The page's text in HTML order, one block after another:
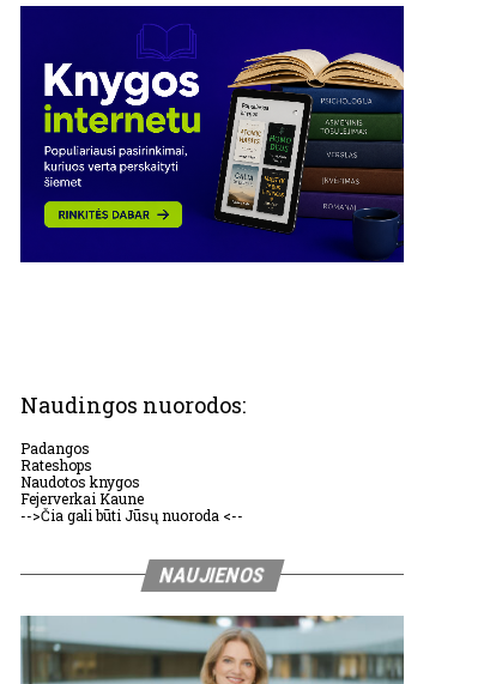
Naudingos nuorodos:
Padangos
Rateshops
Naudotos knygos
Fejerverkai Kaune
-->Čia gali būti Jūsų nuoroda <--
NAUJIENOS